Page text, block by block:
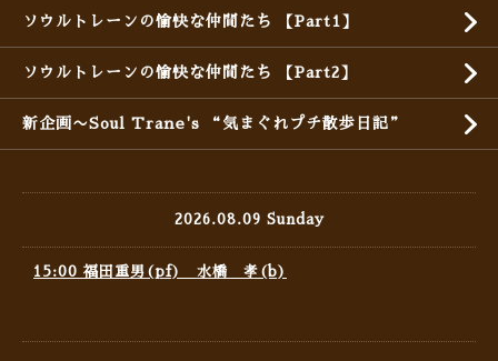
ソウルトレーンの愉快な仲間たち 【Part1】
ソウルトレーンの愉快な仲間たち 【Part2】
新企画〜Soul Trane's “気まぐれプチ散歩日記”
2026.08.09 Sunday
15:00 福田重男(pf) 水橋 孝(b)